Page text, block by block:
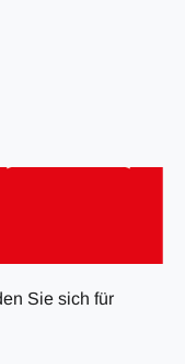
Sie sich für